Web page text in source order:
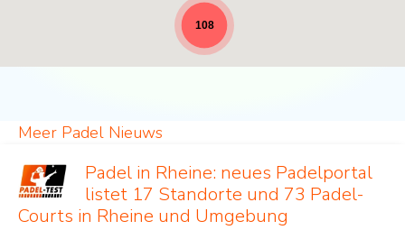
108
Meer Padel Nieuws
Padel in Rheine: neues Padelportal
listet 17 Standorte und 73 Padel-
Courts in Rheine und Umgebung